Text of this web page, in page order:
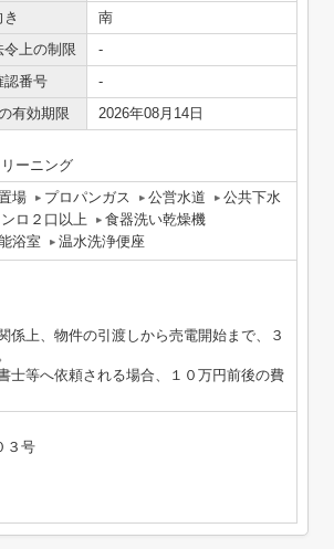
き
南
令上の制限
-
認番号
-
有効期限 2026年08月14日
ーニング
場 プロパンガス 公営水道
公共下水
ンロ２口以上
食器洗い乾燥機
浴室 温水洗浄便座
係上、物件の引渡しから売電開始まで、３
士等へ依頼される場合、１０万円前後の費
３号